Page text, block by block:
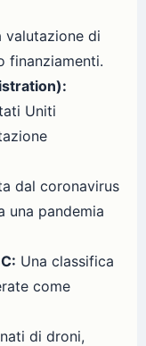
valutazione di
finanziamenti.
Uniti
dal coronavirus
una pandemia
Una classifica
come
di droni,